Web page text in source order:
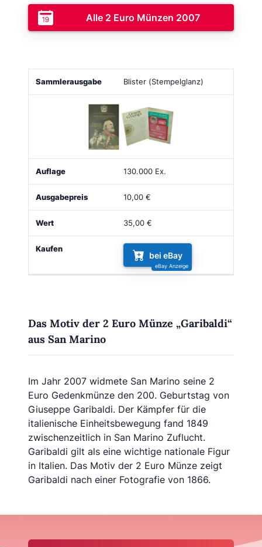
Alle 2 Euro Münzen 2007
Sammlerausgabe Bild Auflage Ausgabepreis
Blister (Stempelglanz)
130.000 Ex.
10,00 €
35,00 €
bei eBay
Das Motiv der 2 Euro Münze „Garibaldi“
aus San Marino
Im Jahr 2007 widmete San Marino seine 2
Euro Gedenkmünze den 200. Geburtstag von
Giuseppe Garibaldi. Der Kämpfer für die
italienische Einheitsbewegung fand 1849
zwischenzeitlich in San Marino Zuflucht.
Garibaldi gilt als eine wichtige nationale Figur
in Italien. Das Motiv der 2 Euro Münze zeigt
Garibaldi nach einer Fotografie von 1866.